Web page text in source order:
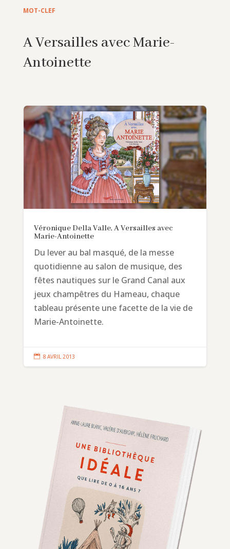
MOT-CLEF
A Versailles avec Marie-
Antoinette
Véronique Della Valle, A Versailles avec
Marie-Antoinette
Du lever au bal masqué, de la messe
quotidienne au salon de musique, des
fêtes nautiques sur le Grand Canal aux
jeux champêtres du Hameau, chaque
tableau présente une facette de la vie de
Marie-Antoinette.
 8 AVRIL 2013